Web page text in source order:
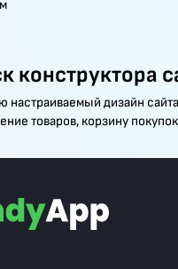
конструктора
настраиваемый дизайн
товаров, корзину покупок